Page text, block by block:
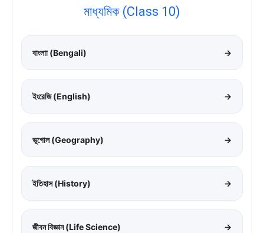
মাধ্যমিক (Class 10)
বাংলাা (Bengali) →
ইংরেজি (English) →
ভূগোল (Geography) →
ইতিহাস (History) →
জীবন বিজ্ঞান (Life Science) →